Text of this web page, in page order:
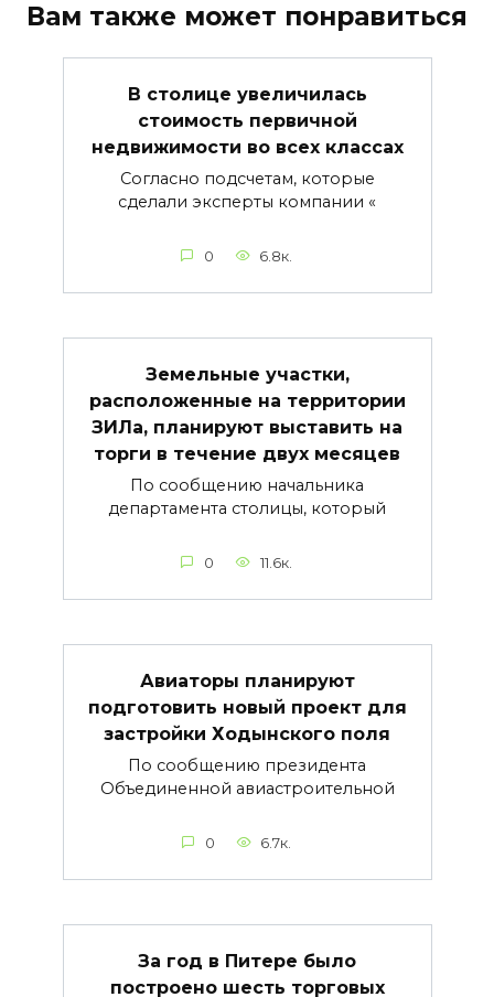
Вам также может понравиться
В столице увеличилась
стоимость первичной
недвижимости во всех классах
Согласно подсчетам, которые
сделали эксперты компании «
0 6.8к.
Земельные участки,
расположенные на территории
ЗИЛа, планируют выставить на
торги в течение двух месяцев
По сообщению начальника
департамента столицы, который
0 11.6к.
Авиаторы планируют
подготовить новый проект для
застройки Ходынского поля
По сообщению президента
Объединенной авиастроительной
0 6.7к.
За год в Питере было
построено шесть торговых